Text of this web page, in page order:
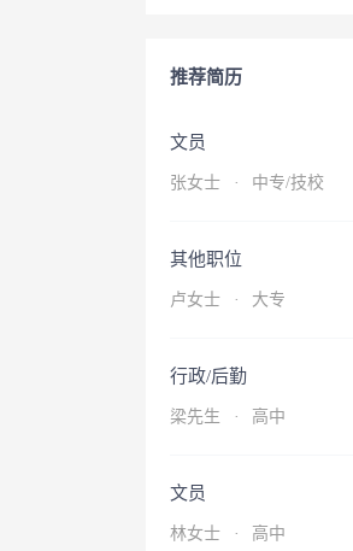
推荐简历
文员
张女士 · 中专/技校
其他职位
卢女士 · 大专
行政/后勤
梁先生 · 高中
文员
林女士 · 高中